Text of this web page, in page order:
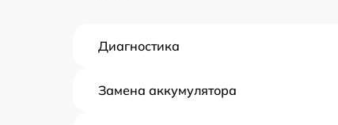
Диагностика
Замена аккумулятора